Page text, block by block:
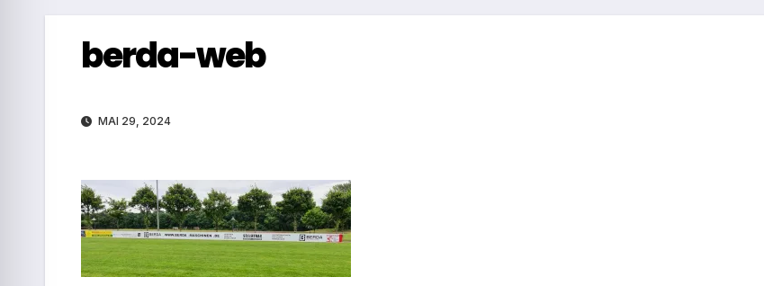
berda-web
MAI 29, 2024